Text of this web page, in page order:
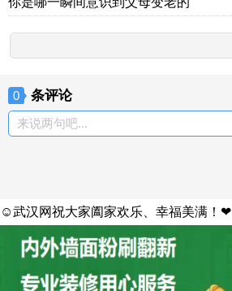
0 条评论
来说两句吧...
☺武汉网祝大家阖家欢乐、幸福美满！❤